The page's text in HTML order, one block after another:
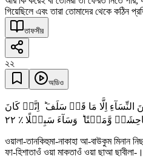
গিয়েছিলে এবং তারা তোমাদের থেকে কঠিন
তাফসীর
২২
অডিও
النِّسَآءِ اِلَّا مَا قَدۡ سَلَفَ ؕ اِنَّہٗ کَانَ
وَّمَقۡتًا ؕ وَسَآءَ سَبِیۡلًا ٪ ٢٢
ওয়ালা-তানকিহুমা-নাকাহা আ-বাউকুম মিনান
ফা-হিশাতাওঁ ওয়া মাকতাওঁ ওয়া ছাআ ছাবীলা-।